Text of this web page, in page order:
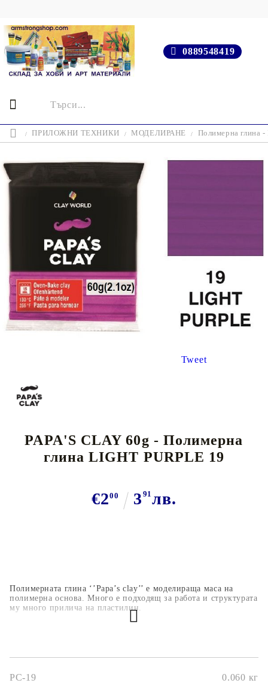
0889548419
ПРИЛОЖНИ ТЕХНИКИ МОДЕЛИРАНЕ Полимерна глина -
Tweet
PAPA'S CLAY 60g - Полимерна
глина LIGHT PURPLE 19
€200 3 91лв.
Полимерната глина ‘’Papa’s clay’’ е моделираща маса на
полимерна основа. Много е подходящ за работа и структурата
му много прилича на пластилин.
PC-19 0.060 кг